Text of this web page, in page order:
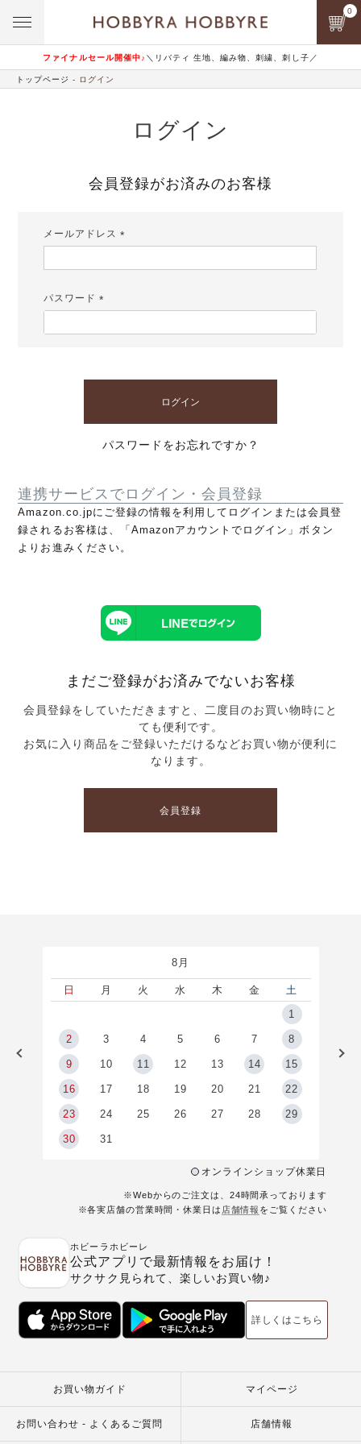
ファイナルセール開催中♪ ＼リバティ 生地、編み物、刺繍、刺し子／
0
トップページ ログイン
ログイン
会員登録がお済みのお客様
メールアドレス
パスワード
ログイン
パスワードをお忘れですか？
連携サービスでログイン・会員登録
Amazon.co.jpにご登録の情報を利用してログインまたは会員登
録されるお客様は、「Amazonアカウントでログイン」ボタン
よりお進みください。
まだご登録がお済みでないお客様
会員登録をしていただきますと、二度目のお買い物時にと
ても便利です。
お気に入り商品をご登録いただけるなどお買い物が便利に
なります。
会員登録
8月
日 月 火 水 木 金
土
1
2 3 4 5 6 7 8
9 10 11 12 13 14 15
16 17 18 19 20 21 22
23 24 25 26 27 28 29
30 31
オンラインショップ休業日
※Webからのご注文は、24時間承っております
※各実店舗の営業時間・休業日は 店舗情報 をご覧ください
ホビーラホビーレ
公式アプリで最新情報をお届け！
サクサク見られて、楽しいお買い物♪
詳しくはこちら
お買い物ガイド マイページ
お問い合わせ - よくあるご質問 店舗情報